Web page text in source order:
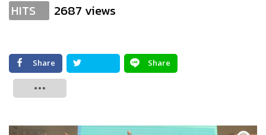
HITS 2687 views
Share
Share